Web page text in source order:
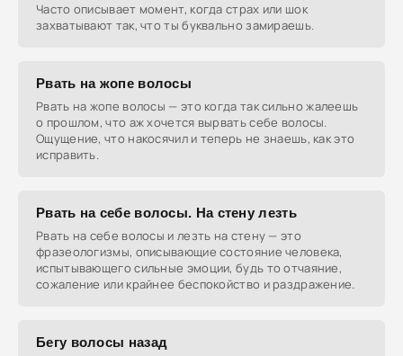
Часто описывает момент, когда страх или шок
захватывают так, что ты буквально замираешь.
Рвать на жопе волосы
Рвать на жопе волосы — это когда так сильно жалеешь
о прошлом, что аж хочется вырвать себе волосы.
Ощущение, что накосячил и теперь не знаешь, как это
исправить.
Рвать на себе волосы. На стену лезть
Рвать на себе волосы и лезть на стену — это
фразеологизмы, описывающие состояние человека,
испытывающего сильные эмоции, будь то отчаяние,
сожаление или крайнее беспокойство и раздражение.
Бегу волосы назад